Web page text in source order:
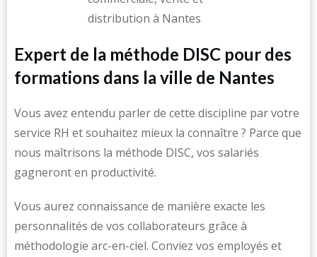
Expert de la méthode DISC pour des
formations dans la ville de Nantes
Vous avez entendu parler de cette discipline par votre
service RH et souhaitez mieux la connaître ? Parce que
nous maîtrisons la méthode DISC, vos salariés
gagneront en productivité.
Vous aurez connaissance de manière exacte les
personnalités de vos collaborateurs grâce à
méthodologie arc-en-ciel. Conviez vos employés et